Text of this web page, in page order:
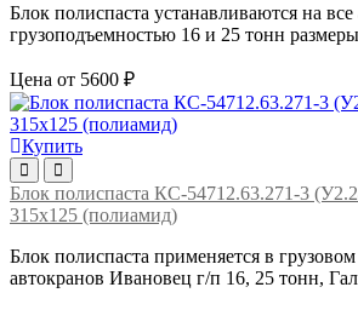
Блок полиспаста устанавливаются на
грузоподъемностью 16 и 25 тонн
Цена от 5600 ₽
Купить
Блок полиспаста КС-54712.63.271-3
315х125 (полиамид)
Блок полиспаста применяется в
автокранов Ивановец г/п 16, 25 тонн,